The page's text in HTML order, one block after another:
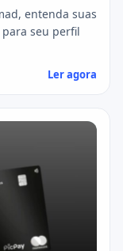
entenda suas
seu perfil
Ler agora